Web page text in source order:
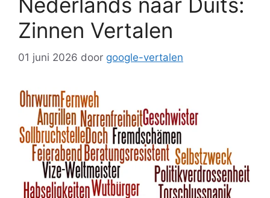
Zinnen Vertalen
01 juni 2026 door google-vertalen